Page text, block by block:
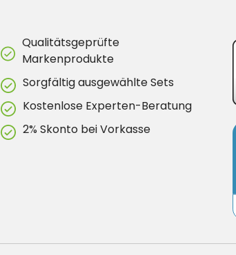
Qualitätsgeprüfte
Markenprodukte
Sorgfältig ausgewählte Sets
Kostenlose Experten-Beratung
2% Skonto bei Vorkasse